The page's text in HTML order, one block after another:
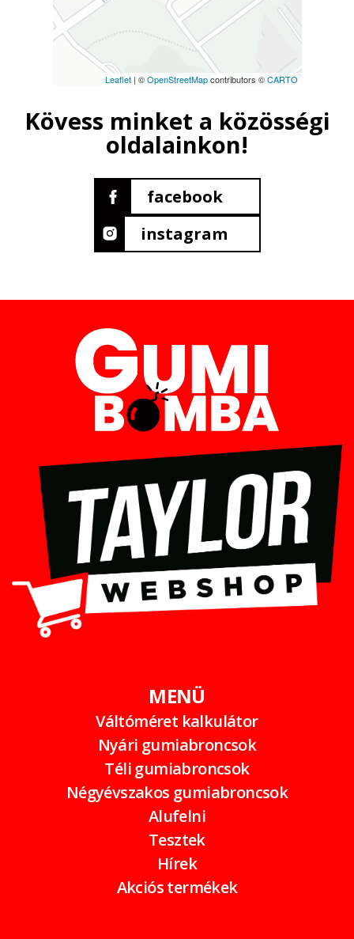
Leaflet| ©OpenStreetMapcontributors ©CARTO
Kövess minket a közösségi
oldalainkon!
facebook
instagram
MENÜ
Váltóméret kalkulátor
Nyári gumiabroncsok
Téli gumiabroncsok
Négyévszakos gumiabroncsok
Alufelni
Tesztek
Hírek
Akciós termékek